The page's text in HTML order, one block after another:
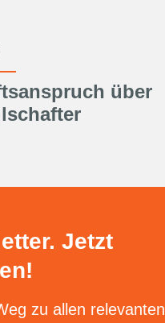
über
Jetzt
zu allen relevanten